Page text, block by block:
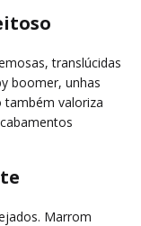
translúcidas
boomer, unhas
também valoriza
Marrom